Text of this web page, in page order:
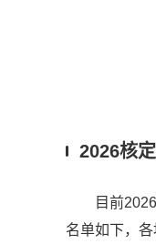
2026核
目前2026
名单如下，